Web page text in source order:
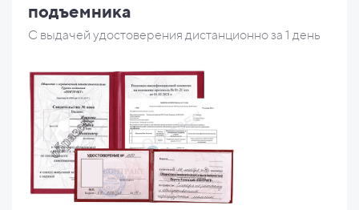
подъемника
С выдачей удостоверения дистанционно за 1 день